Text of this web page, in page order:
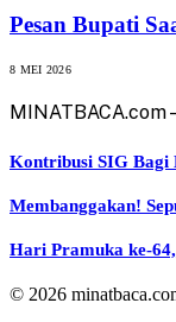
Pesan Bupati
8 MEI 2026
Kontribusi SIG Bagi
Membanggakan!
Hari Pramuka ke-
© 2026